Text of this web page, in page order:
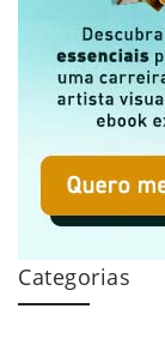
Categorias